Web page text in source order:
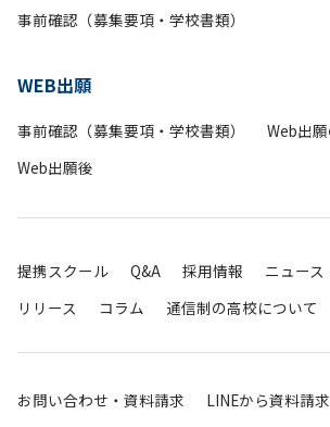
事前確認（募集要項・学校書類）
WEB出願
事前確認（募集要項・学校書類）
Web出
Web出願後
提携スクール Q&A 採用情報
ニュース
リリース
コラム 通信制の高校について
お問い合わせ・資料請求
LINEから資料請求